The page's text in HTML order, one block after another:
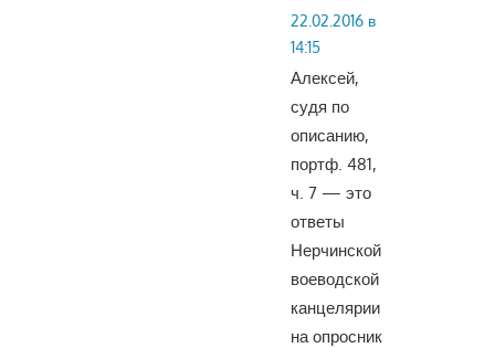
22.02.2016 в
14:15
Алексей,
судя по
описанию,
портф. 481,
ч. 7 — это
ответы
Нерчинской
воеводской
канцелярии
на опросник